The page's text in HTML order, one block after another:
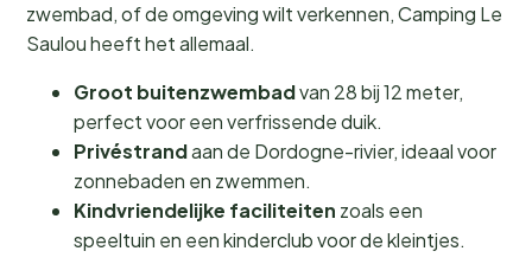
zwembad, of de omgeving wilt verkennen, Camping Le
Saulou heeft het allemaal.
Groot buitenzwembadvan 28 bij 12 meter,
perfect voor een verfrissende duik.
Privéstrandaan de Dordogne-rivier, ideaal voor
zonnebaden en zwemmen.
Kindvriendelijke faciliteiten zoals een
speeltuin en een kinderclub voor de kleintjes.